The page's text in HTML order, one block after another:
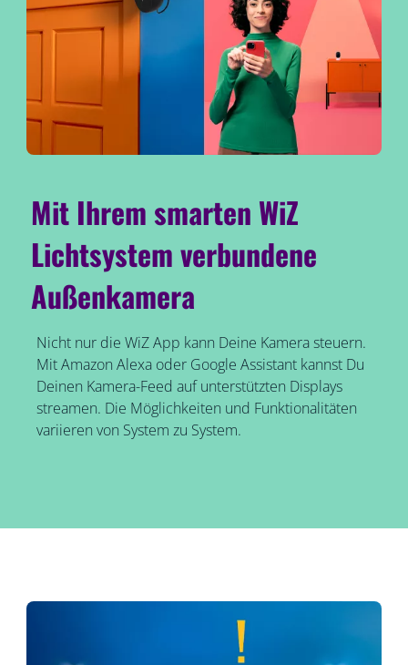
Mit Ihrem smarten WiZ
Lichtsystem verbundene
Außenkamera
Nicht nur die WiZ App kann Deine Kamera steuern.
Mit Amazon Alexa oder Google Assistant kannst Du
Deinen Kamera-Feed auf unterstützten Displays
streamen. Die Möglichkeiten und Funktionalitäten
variieren von System zu System.